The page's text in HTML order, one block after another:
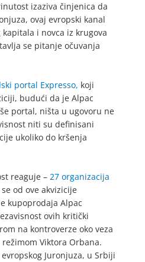
izaziva činjenica da
ovaj evropski kanal
i novca iz krugova
se pitanje očuvanja
portal Expresso, koji
budući da je Alpac
portal, ništa u ugovoru ne
niti su definisani
ukoliko do kršenja
reaguje – 27 organizacija
od ove akvizicije
kupoprodaja Alpac
ovih kritički
na kontroverze oko veza
Viktora Orbana.
Juronjuza, u Srbiji